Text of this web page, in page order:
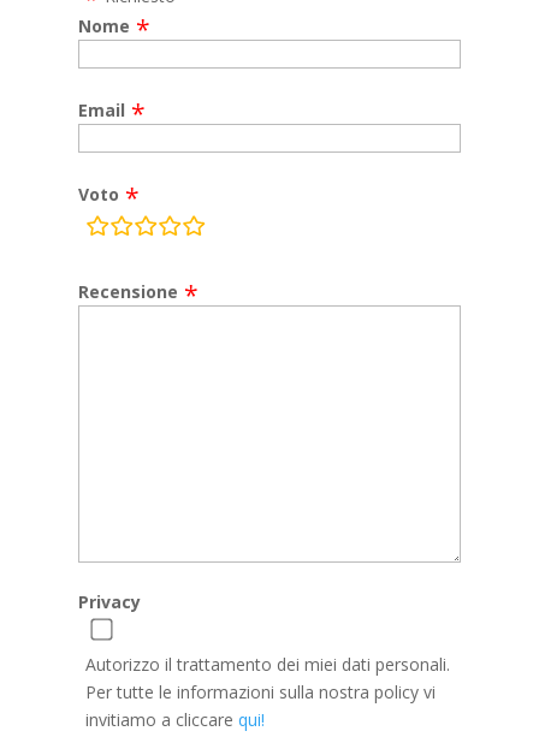
Nome
Email
Voto
rating
Recensione
Privacy
Autorizzo il trattamento dei miei dati personali.
Per tutte le informazioni sulla nostra policy vi
invitiamo a cliccare qui!